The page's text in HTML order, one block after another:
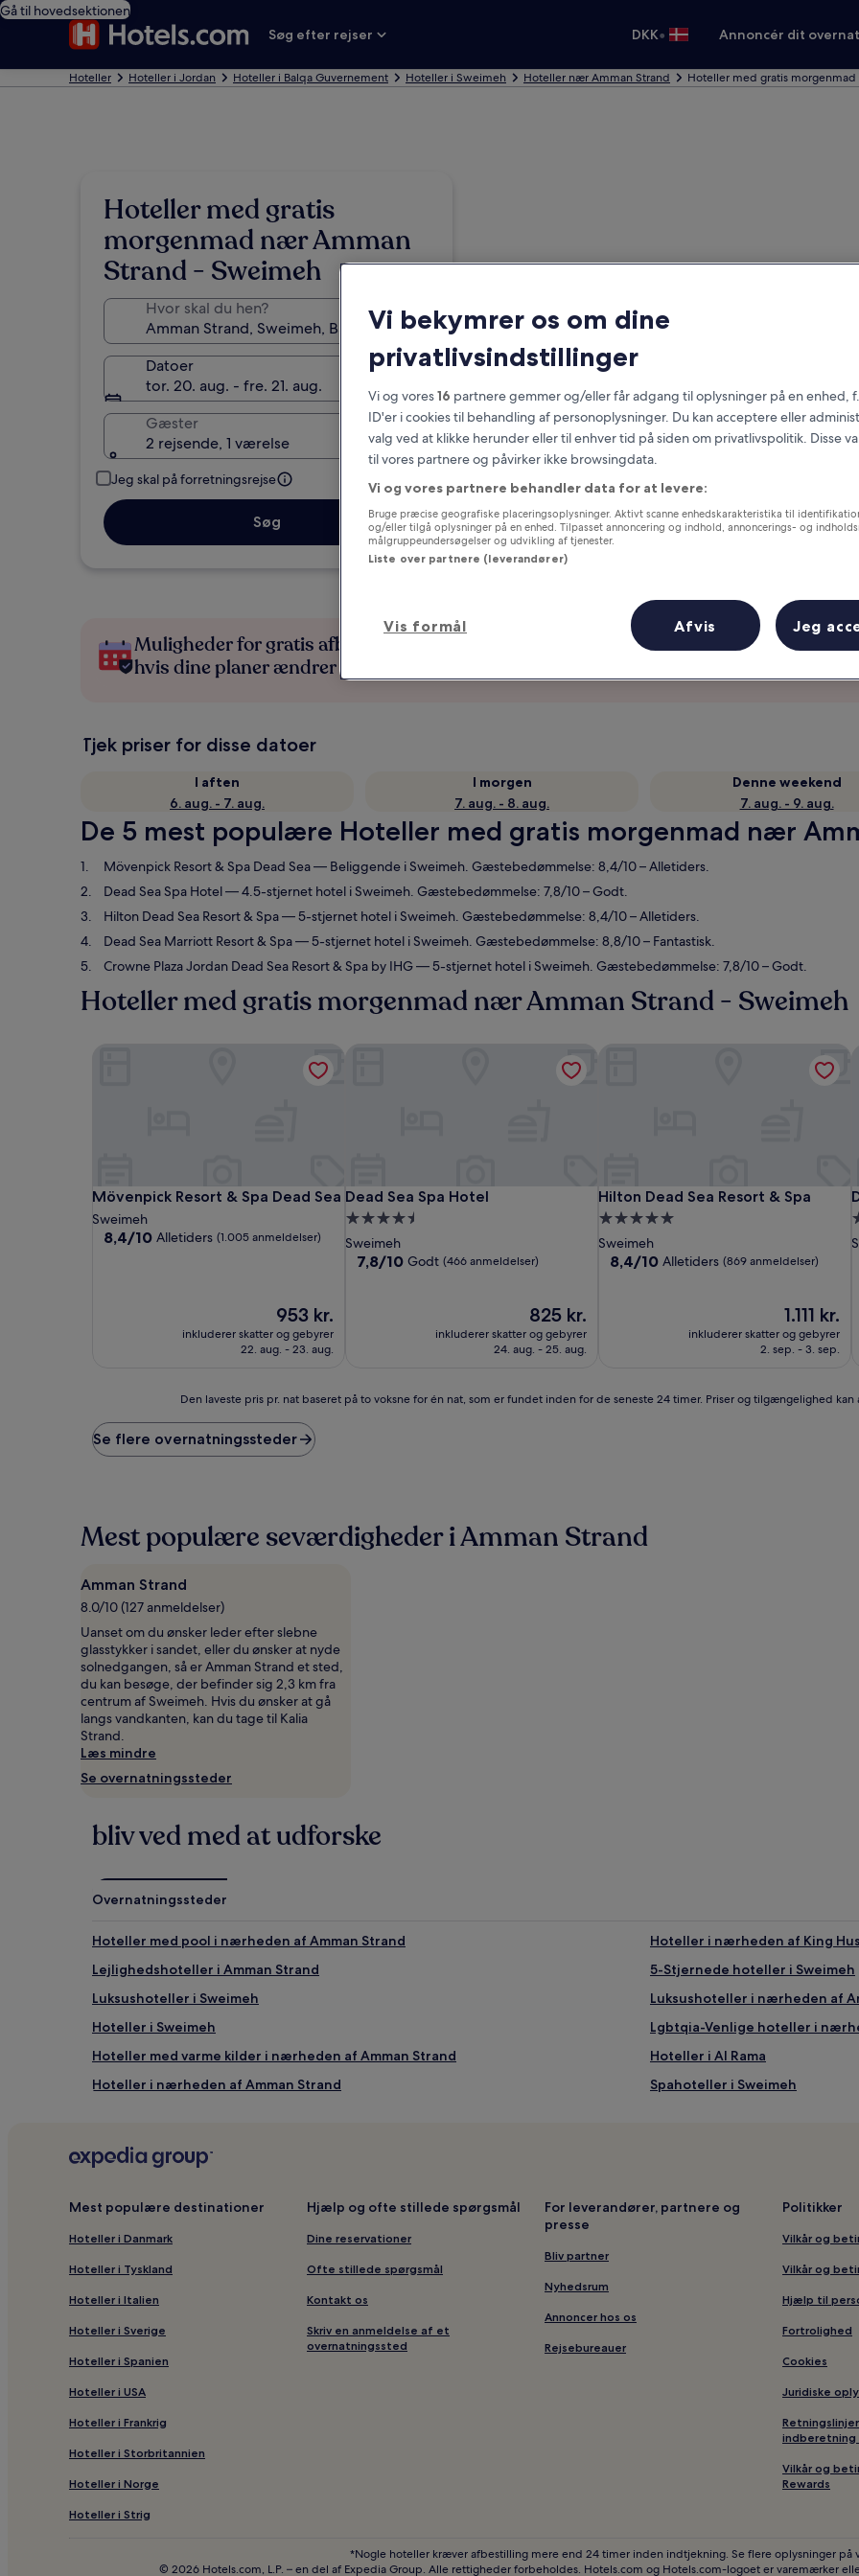
Gå til hovedsektionen
Søg efter rejser
DKK• Annoncér dit
Hoteller Hoteller i Jordan Hoteller i Balqa Guvernement Hoteller i Sweimeh Hoteller nær Amman Strand Hoteller med gratis
Hoteller med gratis
morgenmad nær Amman
Strand - Sweimeh
Hvor skal du hen?
Datoer
tor. 20. aug. - fre. 21. aug.
Gæster
2 rejsende, 1 værelse
Jeg skal på forretningsrejse
Søg
Muligheder for gratis afbestilling,
hvis dine planer ændrer sig
Optjen fordele for hver overnatning
Tjek priser for disse datoer
I aften
6. aug. - 7. aug.
I morgen
7. aug. - 8. aug.
Denne weekend
7. aug. - 9. aug.
De 5 mest populære Hoteller med gratis morgenmad nær
Mövenpick Resort & Spa Dead Sea— Beliggende i Sweimeh. Gæstebedømmelse: 8,4/10 – Alletiders.
Dead Sea Spa Hotel— 4.5-stjernet hotel i Sweimeh. Gæstebedømmelse: 7,8/10 – Godt.
Hilton Dead Sea Resort & Spa— 5-stjernet hotel i Sweimeh. Gæstebedømmelse: 8,4/10 – Alletiders.
Dead Sea Marriott Resort & Spa— 5-stjernet hotel i Sweimeh. Gæstebedømmelse: 8,8/10 – Fantastisk.
Crowne Plaza Jordan Dead Sea Resort & Spa by IHG— 5-stjernet hotel i Sweimeh. Gæstebedømmelse: 7,8/10 – Godt.
Hoteller med gratis morgenmad nær Amman Strand - Sweimeh
Mövenpick Resort & Spa Dead Sea
Mövenpick Resort & Spa Dead Sea
Sweimeh
8.4
8,4/10 Alletiders (1.005 anmeldelser)
Prisen
953 kr.
953 kr.
inkluderer skatter og gebyrer
22. aug. - 23. aug.
Mövenpick Resort & Spa Dead Sea
Dead Sea Spa Hotel
Dead Sea Spa Hotel
4.5-
stjernet
overnatningssted
Sweimeh
7.8
7,8/10 Godt (466 anmeldelser)
Prisen
825 kr.
825 kr.
inkluderer skatter og gebyrer
24. aug. - 25. aug.
Hilton Dead Sea Resort & Spa
Hilton Dead Sea Resort & Spa
5.0-
stjernet
overnatningssted
Sweimeh
8.4
8,4/10 Alletiders (869 anmeldelser)
Prisen
1.111 kr.
1.111 kr.
inkluderer skatter og gebyrer
2. sep. - 3. sep.
pris
pr.
voksne
nat,
som
fundet
inden
for
de
seneste
24
timer.
Priser
og
ændres
uden
Yderligere
vilkår
gælde.
Den laveste pris pr. nat baseret på to voksne for én nat, som er fundet inden for de seneste 24 timer. Priser og tilgængelighed
Se flere overnatningssteder
Mest populære seværdigheder i Amman Strand
Amman Strand
8.0/10 (127 anmeldelser)
Uanset om du ønsker leder efter slebne
glasstykker i sandet, eller du ønsker at nyde
solnedgangen, så er Amman Strand et sted,
du kan besøge, der befinder sig 2,3 km fra
centrum af Sweimeh. Hvis du ønsker at gå
langs vandkanten, kan du tage til Kalia
Strand.
Læs mindre
Se overnatningssteder
bliv ved med at udforske
Overnatningssteder
Hoteller med pool i nærheden af Amman Strand
Hoteller i nærheden af King
Lejlighedshoteller i Amman Strand
5-Stjernede hoteller i Sweimeh
Luksushoteller i Sweimeh
Luksushoteller i nærheden af
Hoteller i Sweimeh
Lgbtqia-Venlige hoteller i
Hoteller med varme kilder i nærheden af Amman Strand
Hoteller i Al Rama
Hoteller i nærheden af Amman Strand
Spahoteller i Sweimeh
Mest populære destinationer
Hoteller i Danmark
Hoteller i Tyskland
Hoteller i Italien
Hoteller i Sverige
Hoteller i Spanien
Hoteller i USA
Hoteller i Frankrig
Hoteller i Storbritannien
Hoteller i Norge
Hoteller i Strig
Hjælp og ofte stillede spørgsmål
Dine reservationer
Ofte stillede spørgsmål
Kontakt os
Skriv en anmeldelse af et
overnatningssted
For leverandører, partnere og
presse
Bliv partner
Nyhedsrum
Annoncer hos os
Rejsebureauer
Politikker
Vilkår og
Vilkår og
Hjælp til
Fortrolighed
Cookies
Juridiske
indberetning
Vilkår og
Rewards
*Nogle hoteller kræver afbestilling mere end 24 timer inden indtjekning. Se flere oplysninger på
© 2026 Hotels.com, L.P. – en del af Expedia Group. Alle rettigheder forbeholdes. Hotels.com og Hotels.com-logoet er varemærker
Vi bekymrer os om dine
privatlivsindstillinger
Vi og vores16 partnere gemmer og/eller får adgang til oplysninger på en enhed,
ID'er i cookies til behandling af personoplysninger. Du kan acceptere eller
valg ved at klikke herunder eller til enhver tid på siden om privatlivspolitik. Disse
til vores partnere og påvirker ikke browsingdata.
Vi og vores partnere behandler data for at levere:
Bruge præcise geografiske placeringsoplysninger. Aktivt scanne enhedskarakteristika til
og/eller tilgå oplysninger på en enhed. Tilpasset annoncering og indhold, annoncerings- og
målgruppeundersøgelser og udvikling af tjenester.
Liste over partnere (leverandører)
Vis formål Afvis Jeg